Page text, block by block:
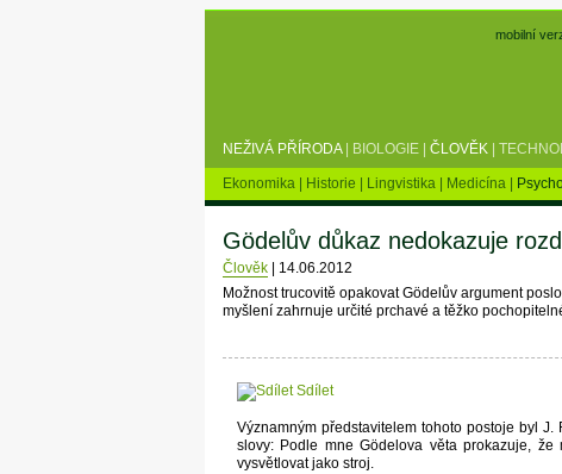
mobilní
NEŽIVÁ PŘÍRODA| BIOLOGIE | ČLOVĚK |
Ekonomika | Historie | Lingvistika | Medicína |
Gödelův důkaz nedokazuje
Člověk| 14.06.2012
Možnost trucovitě opakovat Gödelův argument
myšlení zahrnuje určité prchavé a těžko
Sdílet
Významným představitelem tohoto postoje byl
slovy: Podle mne Gödelova věta prokazuje,
vysvětlovat jako stroj.